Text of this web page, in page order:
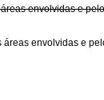
envolvidas e
envolvidas e